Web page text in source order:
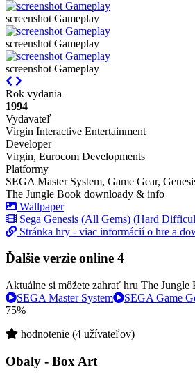
screenshot Gameplay
screenshot Gameplay
screenshot Gameplay
Previous
Rok vydania
1994
Vydavateľ
Virgin Interactive Entertainment
Developer
Virgin, Eurocom Developments
Platformy
SEGA Master System, Game Gear,
The Jungle Book downloady & info
Wallpaper
Sega Genesis (All Gems) (Hard
Stránka hry - viac informácií o hre a
Ďalšie verzie online 4
Aktuálne si môžete zahrať hru The
SEGA Master System
SEGA Game
75%
hodnotenie (4 užívateľov)
Obaly - Box Art